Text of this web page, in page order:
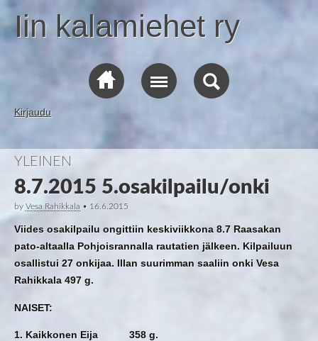
Iin kalamiehet ry
Kirjaudu
YLEINEN
8.7.2015 5.osakilpailu/onki
by Vesa Rahikkala • 16.6.2015
Viides osakilpailu ongittiin keskiviikkona 8.7 Raasakan
pato-altaalla Pohjoisrannalla rautatien jälkeen. Kilpailuun
osallistui 27 onkijaa. Illan suurimman saaliin onki Vesa
Rahikkala 497 g.
NAISET:
1. Kaikkonen Eija 358 g.